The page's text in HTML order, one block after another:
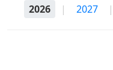
2026
| 2027 |